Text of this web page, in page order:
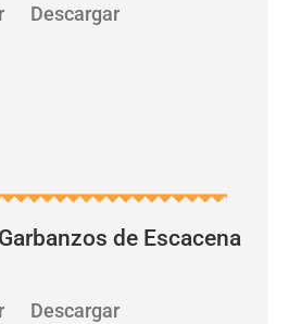
de Escacena